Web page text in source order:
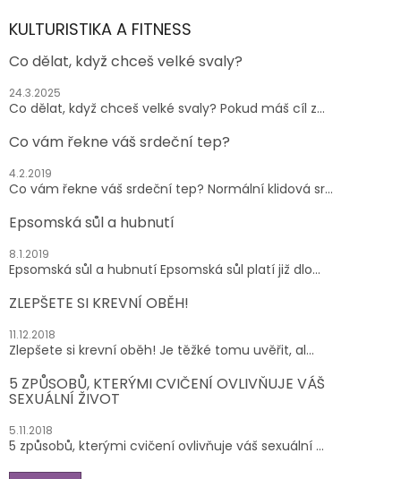
aKULTURISTIKA A FITNESS
Co dělat, když chceš velké svaly?
24.3.2025
Co dělat, když chceš velké svaly? Pokud máš cíl z...
Co vám řekne váš srdeční tep?
4.2.2019
Co vám řekne váš srdeční tep? Normální klidová sr...
Epsomská sůl a hubnutí
8.1.2019
Epsomská sůl a hubnutí Epsomská sůl platí již dlo...
ZLEPŠETE SI KREVNÍ OBĚH!
11.12.2018
Zlepšete si krevní oběh! Je těžké tomu uvěřit, al...
5 ZPŮSOBŮ, KTERÝMI CVIČENÍ OVLIVŇUJE VÁŠ
SEXUÁLNÍ ŽIVOT
5.11.2018
5 způsobů, kterými cvičení ovlivňuje váš sexuální ...